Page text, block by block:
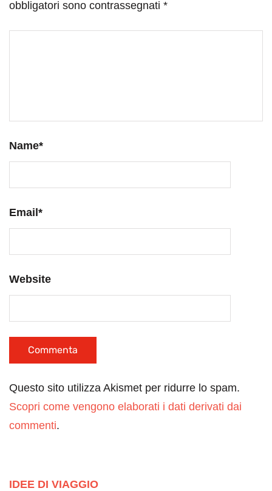
obbligatori sono contrassegnati *
Name*
Email*
Website
Questo sito utilizza Akismet per ridurre lo spam.
Scopri come vengono elaborati i dati derivati dai
commenti.
IDEE DI VIAGGIO